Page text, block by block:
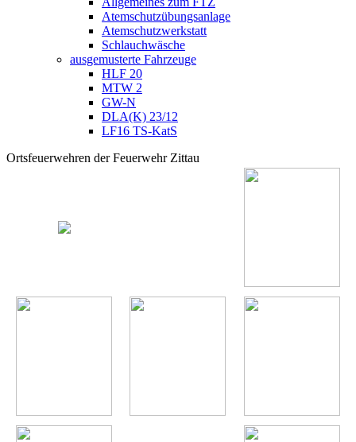
Atemschutzübungsanlage
Atemschutzwerkstatt
Schlauchwäsche
ausgemusterte Fahrzeuge
HLF 20
MTW 2
GW-N
DLA(K) 23/12
LF16 TS-KatS
Ortsfeuerwehren der Feuerwehr Zittau